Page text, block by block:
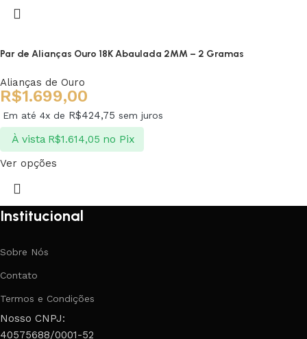
Par de Alianças Ouro 18K Abaulada 2MM – 2 Gramas
Alianças de Ouro
R$1.699,00
Em até 4x de R$424,75 sem juros
À vista R$1.614,05 no Pix
Ver opções
Institucional
Sobre Nós
Contato
Termos e Condições
Nosso CNPJ:
40575688/0001-52